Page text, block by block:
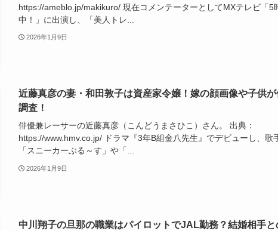
https://ameblo.jp/makikuro/ 現在コメンテーターとしてMXテレビ「5
中！」に出演し、「美人トレ...
2026年1月9日
近藤真彦の妻・和田敦子は資産家令嬢！嫁の顔画像や子供が
調査！
俳優兼レーサーの近藤真彦（こんどうまさひこ）さん。 出典：
https://www.hmv.co.jp/ ドラマ『3年B組金八先生』でデビューし、歌
「スニーカーぶる～す」や「...
2026年1月9日
中川翔子の旦那の職業はパイロットでJAL勤務？結婚相手と